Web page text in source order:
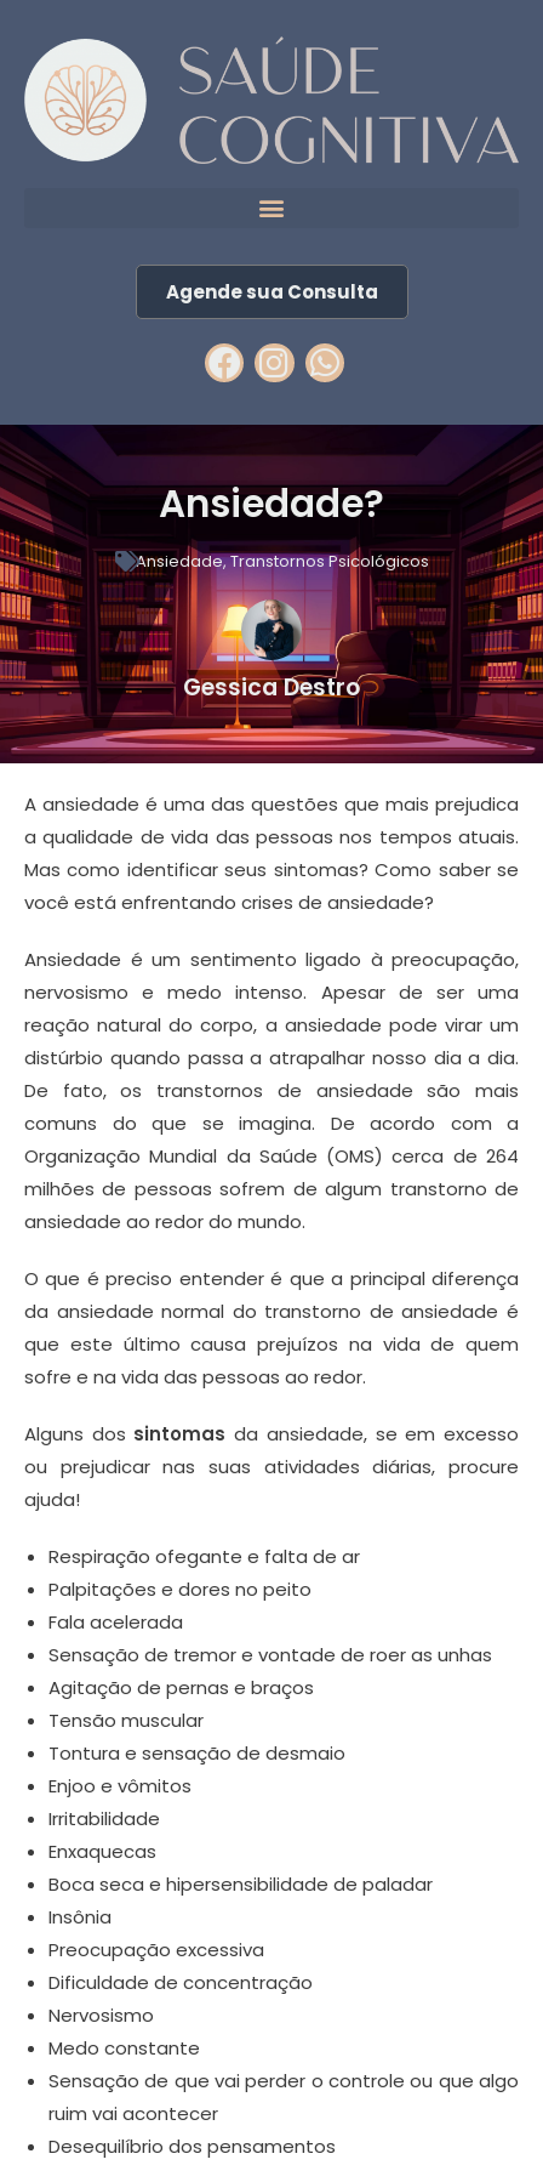
Agende sua Consulta
Ansiedade?
Ansiedade,Transtornos Psicológicos
Gessica Destro
A ansiedade é uma das questões que mais prejudica
a qualidade de vida das pessoas nos tempos atuais.
Mas como identificar seus sintomas? Como saber se
você está enfrentando crises de ansiedade?
Ansiedade é um sentimento ligado à preocupação,
nervosismo e medo intenso. Apesar de ser uma
reação natural do corpo, a ansiedade pode virar um
distúrbio quando passa a atrapalhar nosso dia a dia.
De fato, os transtornos de ansiedade são mais
comuns do que se imagina. De acordo com a
Organização Mundial da Saúde (OMS) cerca de 264
milhões de pessoas sofrem de algum transtorno de
ansiedade ao redor do mundo.
O que é preciso entender é que a principal diferença
da ansiedade normal do transtorno de ansiedade é
que este último causa prejuízos na vida de quem
sofre e na vida das pessoas ao redor.
Alguns dos sintomas da ansiedade, se em excesso
ou prejudicar nas suas atividades diárias, procure
ajuda!
Respiração ofegante e falta de ar
Palpitações e dores no peito
Fala acelerada
Sensação de tremor e vontade de roer as unhas
Agitação de pernas e braços
Tensão muscular
Tontura e sensação de desmaio
Enjoo e vômitos
Irritabilidade
Enxaquecas
Boca seca e hipersensibilidade de paladar
Insônia
Preocupação excessiva
Dificuldade de concentração
Nervosismo
Medo constante
Sensação de que vai perder o controle ou que algo
ruim vai acontecer
Desequilíbrio dos pensamentos